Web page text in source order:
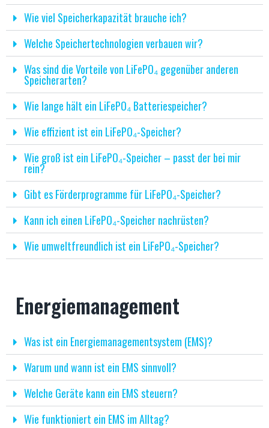
Wie viel Speicherkapazität brauche ich?
Welche Speichertechnologien verbauen wir?
Was sind die Vorteile von LiFePO₄ gegenüber anderen
Speicherarten?
Wie lange hält ein LiFePO₄ Batteriespeicher?
Wie effizient ist ein LiFePO₄-Speicher?
Wie groß ist ein LiFePO₄-Speicher – passt der bei mir
rein?
Gibt es Förderprogramme für LiFePO₄-Speicher?
Kann ich einen LiFePO₄-Speicher nachrüsten?
Wie umweltfreundlich ist ein LiFePO₄-Speicher?
Energiemanagement
Was ist ein Energiemanagementsystem (EMS)?
Warum und wann ist ein EMS sinnvoll?
Welche Geräte kann ein EMS steuern?
Wie funktioniert ein EMS im Alltag?